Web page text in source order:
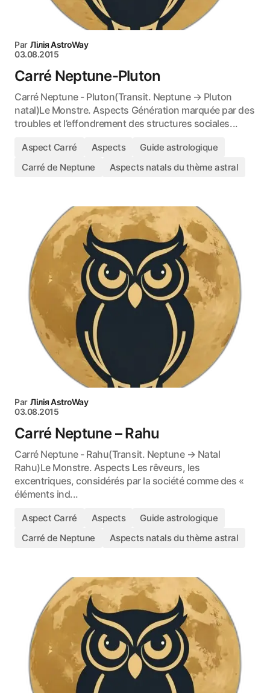
Par Лілія AstroWay
03.08.2015
Carré Neptune-Pluton
Carré Neptune - Pluton(Transit. Neptune → Pluton
natal)Le Monstre. Aspects Génération marquée par des
troubles et l’effondrement des structures sociales...
Aspect Carré Aspects
Guide astrologique
Carré de Neptune
Aspects natals du thème astral
Par Лілія AstroWay
03.08.2015
Carré Neptune – Rahu
Carré Neptune - Rahu(Transit. Neptune → Natal
Rahu)Le Monstre. Aspects Les rêveurs, les
excentriques, considérés par la société comme des «
éléments ind...
Aspect Carré Aspects
Guide astrologique
Carré de Neptune
Aspects natals du thème astral